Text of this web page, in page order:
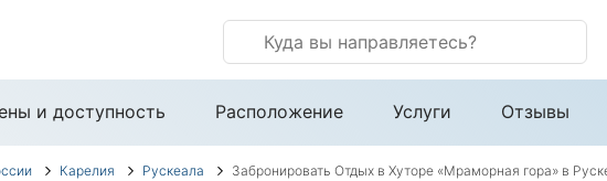
и доступность Расположение Услуги Отзывы
Карелия Рускеала Забронировать Отдых в Хуторе «Мраморная гора» в